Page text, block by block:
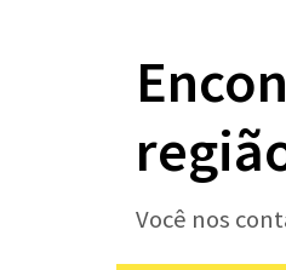
Você nos